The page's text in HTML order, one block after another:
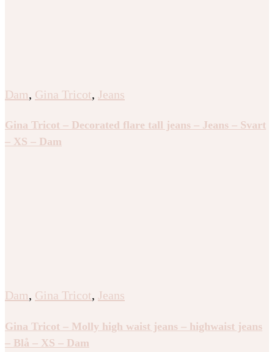
Dam, Gina Tricot, Jeans
Gina Tricot – Decorated flare tall jeans – Jeans – Svart
– XS – Dam
Dam, Gina Tricot, Jeans
Gina Tricot – Molly high waist jeans – highwaist jeans
– Blå – XS – Dam